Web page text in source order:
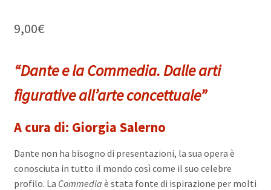
9,00€
“Dante e la Commedia. Dalle arti
figurative all’arte concettuale”
A cura di: Giorgia Salerno
Dante non ha bisogno di presentazioni, la sua opera è
conosciuta in tutto il mondo così come il suo celebre
profilo. La Commedia è stata fonte di ispirazione per molti